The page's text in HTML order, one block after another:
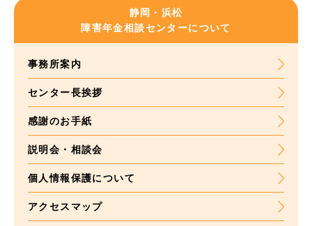
静岡・浜松
障害年金相談センターについて
事務所案内
センター長挨拶
感謝のお手紙
説明会・相談会
個人情報保護について
アクセスマップ